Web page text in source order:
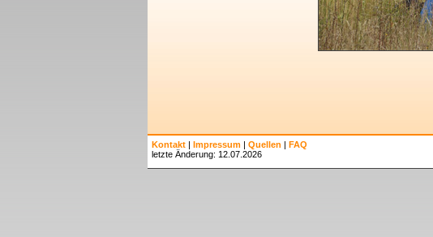
Kontakt | Impressum | Quellen | FAQ
letzte Änderung: 12.07.2026